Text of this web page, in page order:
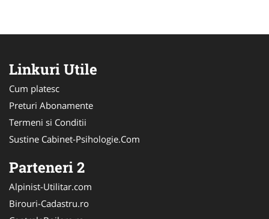
Linkuri Utile
Cum platesc
Preturi Abonamente
Termeni si Conditii
Sustine Cabinet-Psihologie.Com
Parteneri 2
Alpinist-Utilitar.com
Birouri-Cadastru.ro